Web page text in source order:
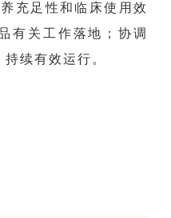
充足性和临床使用效
有关工作落地；协调
续有效运行。